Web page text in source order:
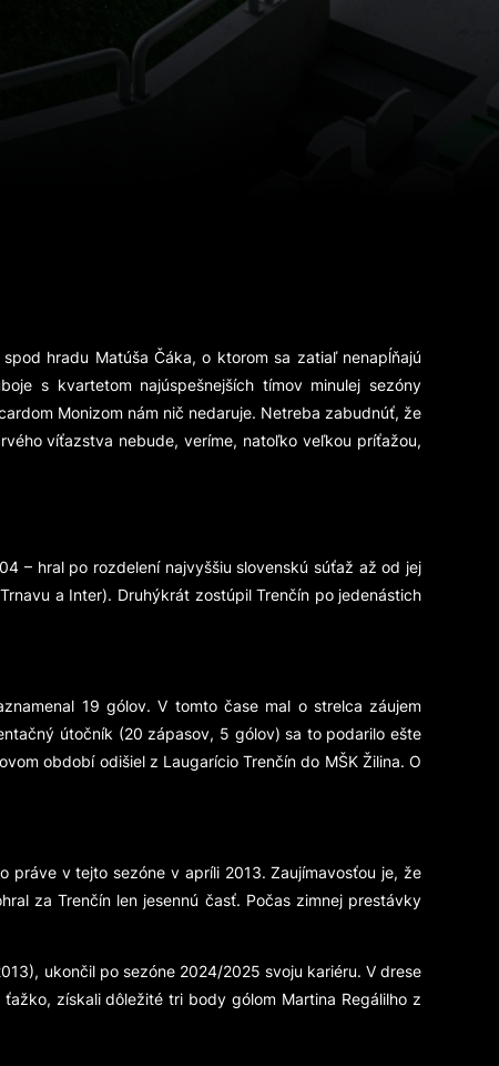
hradu Matúša Čáka, o ktorom sa zatiaľ nenapĺňajú
s kvartetom najúspešnejších tímov minulej sezóny
Monizom nám nič nedaruje. Netreba zabudnúť, že
víťazstva nebude, veríme, natoľko veľkou príťažou,
– hral po rozdelení najvyššiu slovenskú súťaž až od jej
a Inter). Druhýkrát zostúpil Trenčín po jedenástich
19 gólov. V tomto čase mal o strelca záujem
útočník (20 zápasov, 5 gólov) sa to podarilo ešte
období odišiel z Laugarício Trenčín do MŠK Žilina. O
práve v tejto sezóne v apríli 2013. Zaujímavosťou je, že
za Trenčín len jesennú časť. Počas zimnej prestávky
ukončil po sezóne 2024/2025 svoju kariéru. V drese
získali dôležité tri body gólom Martina Regálilho z